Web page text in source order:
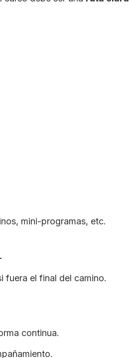
mini-programas, etc.
fuera el final del camino.
continua.